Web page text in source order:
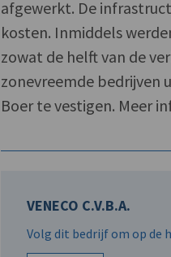
afgewerkt. De
kosten. Inmiddels
zowat de helft van de
zonevreemde bedrijven
Boer te vestigen. Meer
VENECO C.V.B.A.
Volg dit bedrijf om op de